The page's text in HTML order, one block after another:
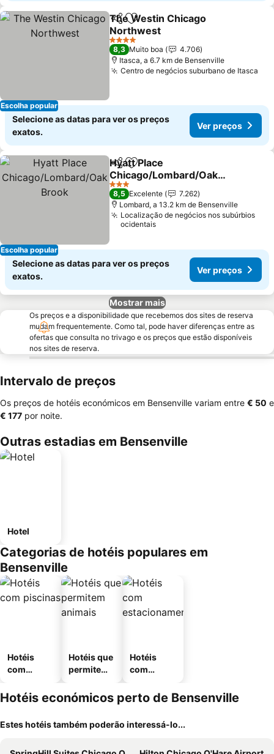
Escolha popular
PartilharAdicionar aos favoritos
The Westin Chicago
Northwest
4 Estrelas
8,3 Muito boa
4.706
Itasca, a 6.7 km de Bensenville
Centro de negócios suburbano de Itasca
Selecione as datas para ver os preços
exatos.
Ver preços
Escolha popular
PartilharAdicionar aos favoritos
Hyatt Place
Chicago/Lombard/Oak
Brook
3 Estrelas
8,5 Excelente
7.262
Lombard, a 13.2 km de Bensenville
Localização de negócios nos subúrbios
ocidentais
Selecione as datas para ver os preços
exatos.
Ver preços
Mostrar mais
Os preços e a disponibilidade que recebemos dos sites de reserva
mudam frequentemente. Como tal, pode haver diferenças entre as
ofertas que consulta no trivago e os preços que estão disponíveis
nos sites de reserva.
Intervalo de preços
Os preços de hotéis económicos em Bensenville variam entre ‎€ 50 e
‎€ 177 por noite.
Outras estadias em Bensenville
Hotel
Categorias de hotéis populares em
Bensenville
Hotéis
com
Hotéis que
permitem
Hotéis
com
mento
Hotéis económicos perto de Bensenville
Estes hotéis também poderão interessá-lo...